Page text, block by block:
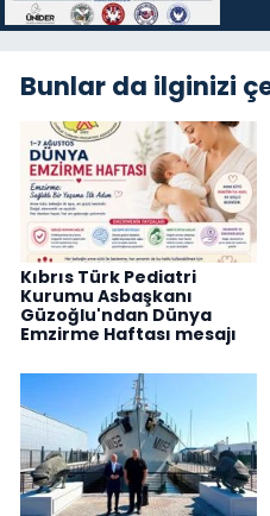
Bunlar da ilginizi
Kıbrıs Türk Pediatri
Kurumu Asbaşkanı
Güzoğlu'ndan Dünya
Emzirme Haftası mesajı